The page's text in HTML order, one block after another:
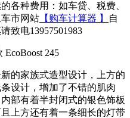
各种费用：如车贷、税费、
市网站 【购车计算器 】
自
致电13957501983
的家族式造型设计，上方的
设计，增加了不错的肌肉
部有着半封闭式的银色饰板
上方还有着一条细长的灯带